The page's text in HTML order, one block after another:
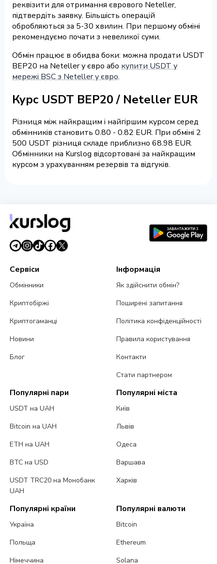
реквізити для отримання єврового Neteller,
підтвердіть заявку. Більшість операцій
обробляються за 5-30 хвилин. При першому обміні
рекомендуємо почати з невеликої суми.
Обмін працює в обидва боки: можна продати USDT
BEP20 на Neteller у євро або купити USDT у
мережі BSC з Neteller у євро.
Курс USDT BEP20 / Neteller EUR
Різниця між найкращим і найгіршим курсом серед
обмінників становить 0.80 - 0.82 EUR. При обміні 2
500 USDT різниця складе приблизно 68.98 EUR.
Обмінники на Kurslog відсортовані за найкращим
курсом з урахуванням резервів та відгуків.
Сервіси
Обмінники
Криптобіржі
Криптогаманці
Новини
Блог
Інформація
Як здійснити обмін?
Поширені запитання
Політика конфіденційності
Правила користування
Контакти
Стати партнером
Популярні пари
USDT на UAH
Bitcoin на UAH
ETH на UAH
BTC на USD
USDT TRC20 на Монобанк
UAH
Популярні міста
Київ
Львів
Одеса
Варшава
Харків
Популярні країни
Україна
Польща
Німеччина
Популярні валюти
Bitcoin
Ethereum
Solana